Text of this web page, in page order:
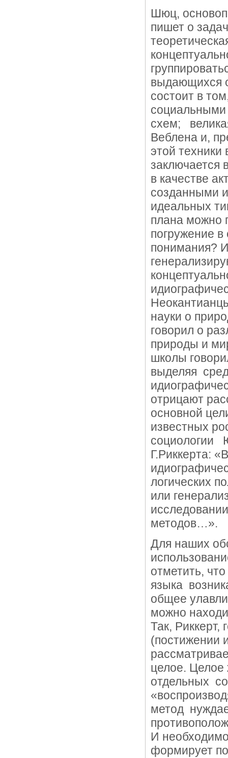
Шюц,
пишет о
выдающихся
состоит в
схем;
Веблена и,
этой техники
заключается
в качестве
созданными
идеальных
плана можно
погружение в
понимания?
науки о
говорил о
природы и
школы
выделяя
отрицают
основной
известных
социологии
Г.Риккерта:
логических
или
методов…».
Для наших
отметить,
языка
общее
можно
Так, Риккерт,
(постижении
целое. Целое
отдельных
метод
И
формирует